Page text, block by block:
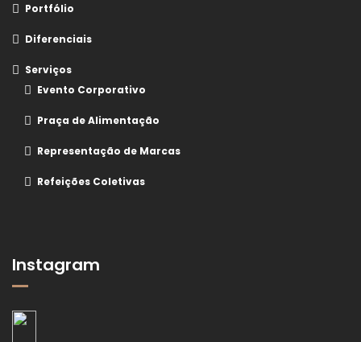
Portfólio
Diferenciais
Serviços
Evento Corporativo
Praça de Alimentação
Representação de Marcas
Refeições Coletivas
Instagram